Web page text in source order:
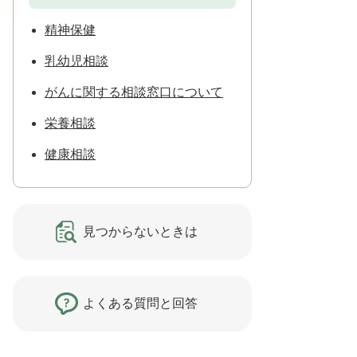
精神保健
乳幼児相談
がんに関する相談窓口について
栄養相談
健康相談
見つからないときは
よくある質問と回答